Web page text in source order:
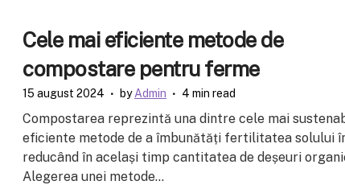
Cele mai eficiente metode de
compostare pentru ferme
15 august 2024 byAdmin 4 min read
Compostarea reprezintă una dintre cele mai
eficiente metode de a îmbunătăți fertilitatea solului
reducând în același timp cantitatea de deșeuri
Alegerea unei metode...